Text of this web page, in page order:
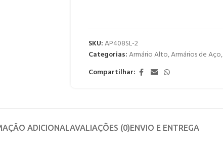
SKU:AP408SL-2
Categorias:Armário Alto,Armários de Aço,
Compartilhar:
ADICIONAL AVALIAÇÕES (0)ENVIO E ENTREGA